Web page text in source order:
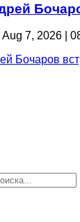
Aug 7, 2026 |